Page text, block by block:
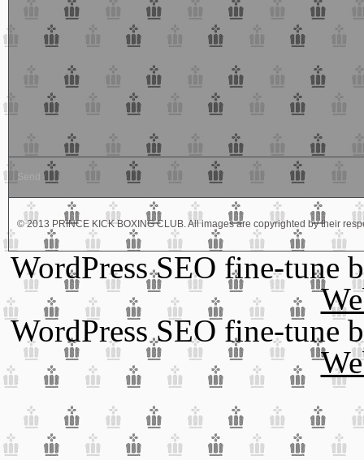
© 2013 PRINCE KICK BOXING CLUB. All images are copyrighted by their
WordPress SEO fine-tune
WordPress SEO fine-tune